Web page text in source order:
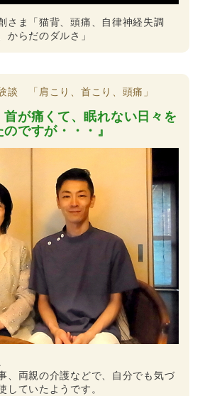
ま「猫背、頭痛、自律神経失調
からだのダルさ」
「肩こり、首こり、頭痛」
首が痛くて、眠れない日々を
ですが・・・』
、両親の介護などで、自分でも気づ
していたようです。